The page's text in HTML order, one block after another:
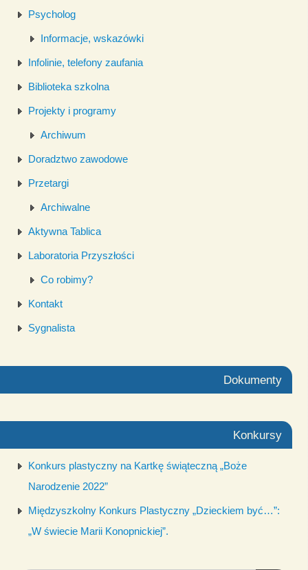
Psycholog
Informacje, wskazówki
Infolinie, telefony zaufania
Biblioteka szkolna
Projekty i programy
Archiwum
Doradztwo zawodowe
Przetargi
Archiwalne
Aktywna Tablica
Laboratoria Przyszłości
Co robimy?
Kontakt
Sygnalista
Dokumenty
Konkursy
Konkurs plastyczny na Kartkę świąteczną „Boże
Narodzenie 2022”
Międzyszkolny Konkurs Plastyczny „Dzieckiem być…”:
„W świecie Marii Konopnickiej”.